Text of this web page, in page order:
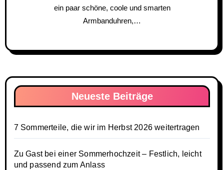
ein paar schöne, coole und smarten
Armbanduhren,…
Neueste Beiträge
7 Sommerteile, die wir im Herbst 2026 weitertragen
Zu Gast bei einer Sommerhochzeit – Festlich, leicht
und passend zum Anlass